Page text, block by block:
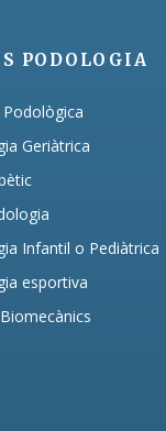
PODOLOGIA
Geriàtrica
Infantil o Pediàtrica
esportiva